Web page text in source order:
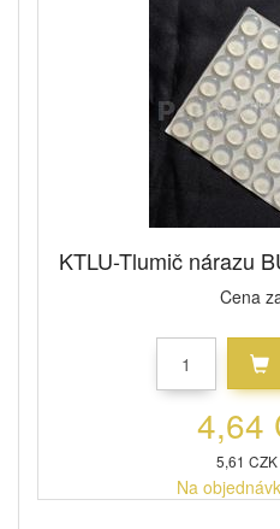
KTLU-Tlumič nárazu
Cena
4,64
5,61
Na